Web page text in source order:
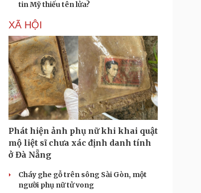
tin Mỹ thiếu tên lửa?
XÃ HỘI
Phát hiện ảnh phụ nữ khi khai quật
mộ liệt sĩ chưa xác định danh tính
ở Đà Nẵng
Cháy ghe gỗ trên sông Sài Gòn, một
người phụ nữ tử vong